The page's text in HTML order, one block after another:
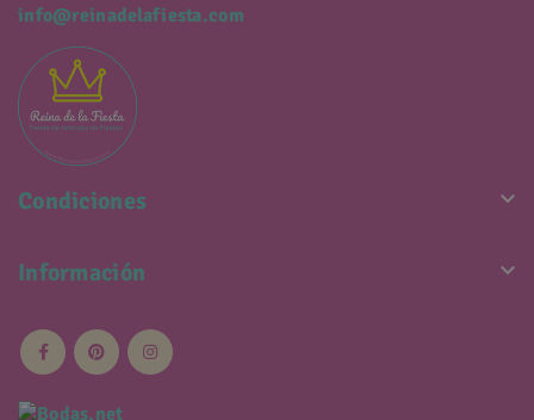
info@reinadelafiesta.com
Condiciones 
Información 